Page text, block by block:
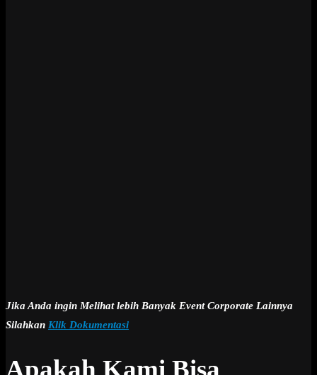
Jika Anda ingin Melihat lebih Banyak Event Corporate Lainnya
Silahkan Klik Dokumentasi
Apakah Kami Bisa